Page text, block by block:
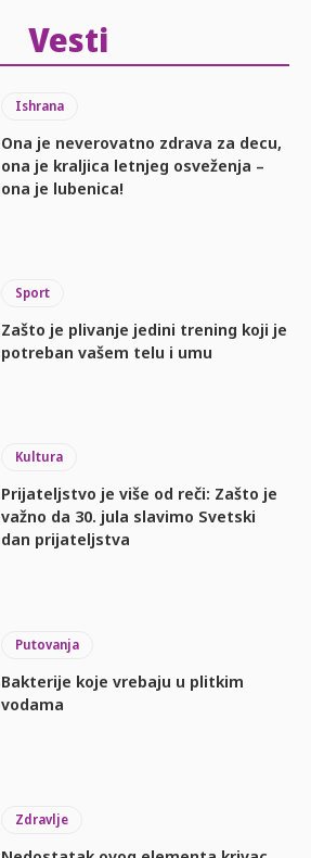
Vesti
Ishrana
Ona je neverovatno zdrava za decu,
ona je kraljica letnjeg osveženja –
ona je lubenica!
Sport
Zašto je plivanje jedini trening koji je
potreban vašem telu i umu
Kultura
Prijateljstvo je više od reči: Zašto je
važno da 30. jula slavimo Svetski
dan prijateljstva
Putovanja
Bakterije koje vrebaju u plitkim
vodama
Zdravlje